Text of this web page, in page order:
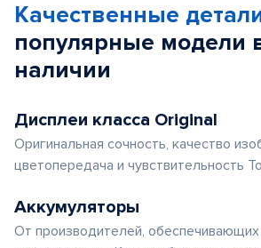
Качественные
популярные модели
наличии
Дисплеи класса Original
Оригинальная сочность, качество
цветопередача и чувствительность
Аккумуляторы
От производителей,